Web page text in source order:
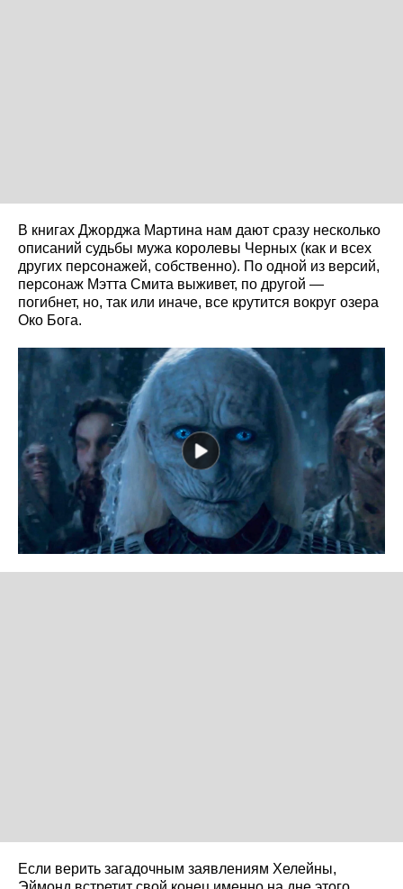
В книгах Джорджа Мартина нам дают сразу несколько
описаний судьбы мужа королевы Черных (как и всех
других персонажей, собственно). По одной из версий,
персонаж Мэтта Смита выживет, по другой —
погибнет, но, так или иначе, все крутится вокруг озера
Око Бога.
Если верить загадочным заявлениям Хелейны,